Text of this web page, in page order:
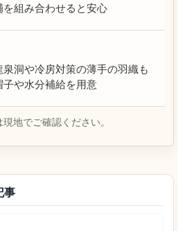
組み合わせると安心
洞や冷房対策の薄手の羽織も
や水分補給を用意
地でご確認ください。
事